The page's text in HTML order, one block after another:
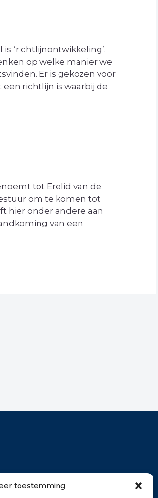
toestemming
‘richtlijnontwikkeling’.
op welke manier we
Er is gekozen voor
een richtlijn is waarbij de
tot Erelid van de
om te komen tot
hier onder andere aan
van een